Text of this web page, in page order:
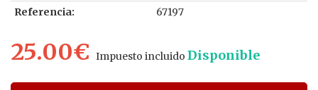
Referencia: 67197
25.00€ Impuesto incluido Disponible